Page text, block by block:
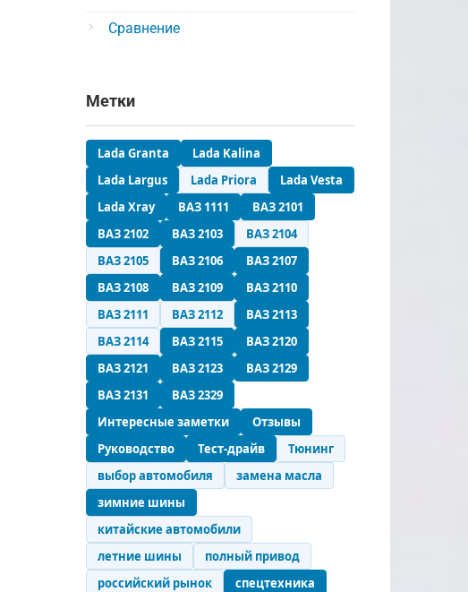
Сравнение
Метки
Lada Granta
Lada Kalina
Lada Largus
Lada Priora
Lada Vesta
Lada Xray
ВАЗ 1111
ВАЗ 2101
ВАЗ 2102
ВАЗ 2103
ВАЗ 2104
ВАЗ 2105
ВАЗ 2106
ВАЗ 2107
ВАЗ 2108
ВАЗ 2109
ВАЗ 2110
ВАЗ 2111
ВАЗ 2112
ВАЗ 2113
ВАЗ 2114
ВАЗ 2115
ВАЗ 2120
ВАЗ 2121
ВАЗ 2123
ВАЗ 2129
ВАЗ 2131
ВАЗ 2329
Интересные заметки
Отзывы
Руководство
Тест-драйв
Тюнинг
выбор автомобиля
замена масла
зимние шины
китайские автомобили
летние шины
полный привод
российский рынок
спецтехника